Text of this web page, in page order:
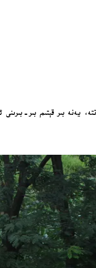
يەنە بىر قېتىم بىر-بىرىنى